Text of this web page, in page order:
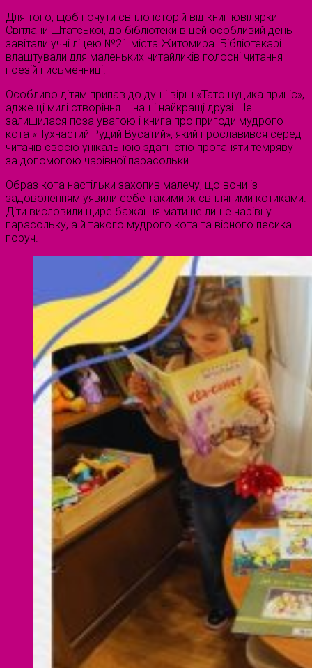
Для того, щоб почути світло історій від книг ювілярки
Світлани Штатської, до бібліотеки в цей особливий день
завітали учні ліцею №21 міста Житомира. Бібліотекарі
влаштували для маленьких читайликів голосні читання
поезій письменниці.
Особливо дітям припав до душі вірш «Тато цуцика приніс»,
адже ці милі створіння – наші найкращі друзі. Не
залишилася поза увагою і книга про пригоди мудрого
кота «Пухнастий Рудий Вусатий», який прославився серед
читачів своєю унікальною здатністю проганяти темряву
за допомогою чарівної парасольки.
Образ кота настільки захопив малечу, що вони із
задоволенням уявили себе такими ж світляними котиками.
Діти висловили щире бажання мати не лише чарівну
парасольку, а й такого мудрого кота та вірного песика
поруч.